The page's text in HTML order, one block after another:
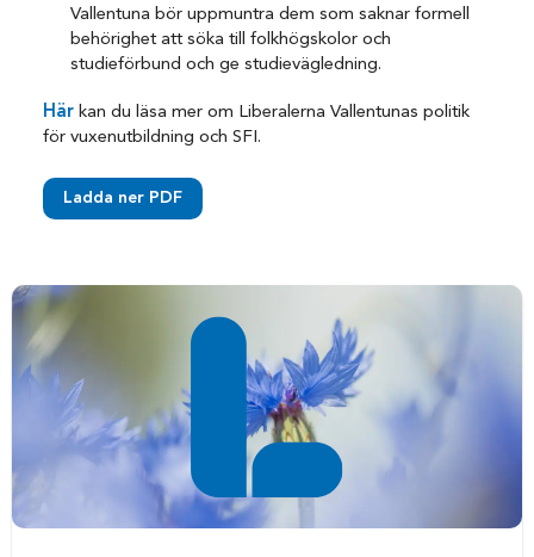
Vallentuna bör uppmuntra dem som saknar formell
behörighet att söka till folkhögskolor och
studieförbund och ge studievägledning.
Här kan du läsa mer om Liberalerna Vallentunas politik
för vuxenutbildning och SFI.
Ladda ner PDF